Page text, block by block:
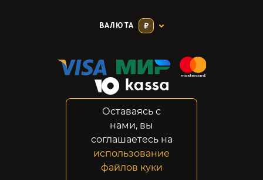
ВАЛЮТА ₽
Конфиденциальность
Возвраты
Правовая информация
Оставаясь с
нами, вы
соглашаетесь на
использование
файлов куки